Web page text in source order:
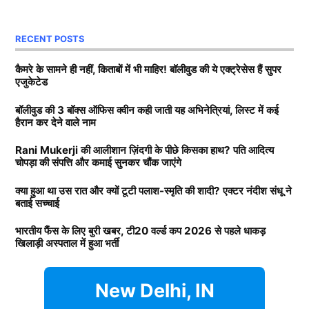
चुके हैं.
Daughters of Bollywood Actresses: मां से भी ज्यादा
खूबसूरत? इन 3 बॉलीवुड एक्ट्रेसेस की बेटियों ने लूटी महफिल
बॉलीवुड की 3 सबसे बड़ी हीरोइन्स जिनकी नानी-परनानी कोठे पर
TAGGED: #bollywood Aditya chopra
Rani Mukerji Husband
दावा किया गया कि पलाश ने स्मृति (Smriti Mandhana) को
धोखा दिया है. लेकिन क्रिकेटर ने कभी अधिकारिक तौर पर नहीं
बताया कि उनके मंगेतर ने धोखा दिया है. अब टीवी एक्टर नंदीश
संधू ने बताया है कि उस रात क्या हुआ?
Smriti Mandhana और पलाश की क्यों
टूटी शादी?
दरअसल, टीवी एक्टर नंदीश संधू स्मृति और पलाश की शादी में
पहुंचे थे. उस वक्त वह वेन्यू पर ही था. अब नंदीश संधू ने बताया
कि उस रात दोनों परिवारों के बीच क्या हुआ था. मिस मालिनी को
दिए गए इंटरव्यू में नंदीश ने पलाश पर लगे धोखे के आरोपों पर
उन्होंने कहा कि कुछ भी कहने से पहले पलाश को उनका पक्ष रखने
RECENT POSTS
कैमरे के सामने ही नहीं, किताबों में भी माहिर! बॉलीवुड की ये एक्ट्रेसेस हैं सुपर
एजुकेटेड
बॉलीवुड की 3 बॉक्स ऑफिस क्वीन कही जाती यह अभिनेत्रियां, लिस्ट में कई
हैरान कर देने वाले नाम
Rani Mukerji की आलीशान ज़िंदगी के पीछे किसका हाथ? पति आदित्य
चोपड़ा की संपत्ति और कमाई सुनकर चौंक जाएंगे
क्या हुआ था उस रात और क्यों टूटी पलाश-स्मृति की शादी? एक्टर नंदीश संधू ने
बताई सच्चाई
भारतीय फैंस के लिए बुरी खबर, टी20 वर्ल्ड कप 2026 से पहले धाकड़
खिलाड़ी अस्पताल में हुआ भर्ती
New Delhi, IN